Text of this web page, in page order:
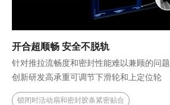
开合超顺畅 安全不脱轨
针对推拉流畅度和密封性能难以兼顾的问题
创新研发高承重可调节下滑轮和上定位轮
锁闭时活动扇和密封胶条紧密贴合